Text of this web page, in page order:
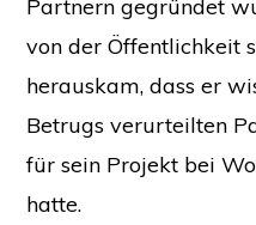
Partnern gegründet
von der Öffentlichkeit
herauskam, dass er
Betrugs verurteilten
für sein Projekt bei
hatte.